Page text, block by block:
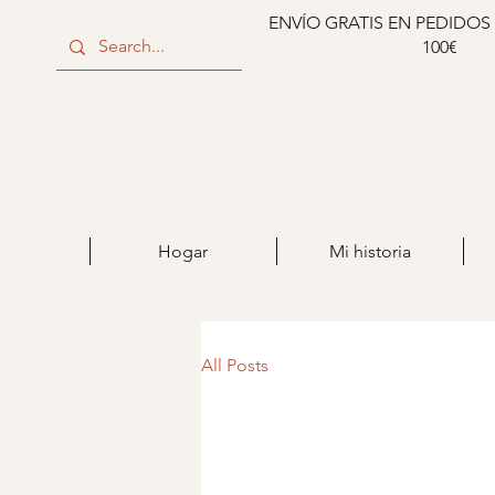
ENVÍO GRATIS EN PEDIDOS
100€
Hogar Mi historia
All Posts